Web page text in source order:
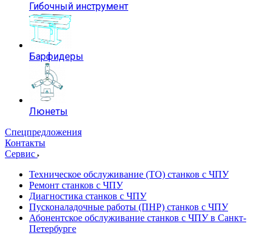
Гибочный инструмент
Барфидеры
Люнеты
Спецпредложения
Контакты
Сервис
Техническое обслуживание (ТО) станков с ЧПУ
Ремонт станков с ЧПУ
Диагностика станков с ЧПУ
Пусконаладочные работы (ПНР) станков с ЧПУ
Абонентское обслуживание станков с ЧПУ в Санкт-
Петербурге